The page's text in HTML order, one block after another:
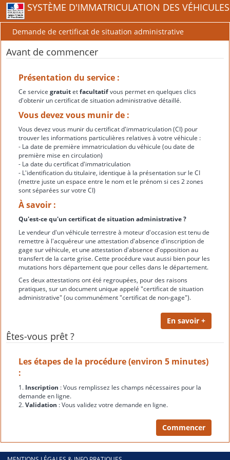
SYSTÈME D'IMMATRICULATION DES VÉHICULES
Demande de certificat de situation administrative
Avant de commencer
Présentation du service :
Ce service gratuitetfacultatifvous permet en quelques clics
d'obtenir un certificat de situation administrative détaillé.
Vous devez vous munir de :
Vous devez vous munir du certificat d'immatriculation (CI) pour
trouver les informations particulières relatives à votre véhicule :
- La date de première immatriculation du véhicule (ou date de
première mise en circulation)
- La date du certificat d'immatriculation
- L'identification du titulaire, identique à la présentation sur le CI
(mettre juste un espace entre le nom et le prénom si ces 2 zones
sont séparées sur votre CI)
À savoir :
Qu'est-ce qu'un certificat de situation administrative ?
Le vendeur d'un véhicule terrestre à moteur d'occasion est tenu de
remettre à l'acquéreur une attestation d'absence d'inscription de
gage sur véhicule, et une attestation d'absence d'opposition au
transfert de la carte grise. Cette procédure vaut aussi bien pour les
mutations hors département que pour celles dans le département.
Ces deux attestations ont été regroupées, pour des raisons
pratiques, sur un document unique appelé "certificat de situation
administrative" (ou communément "certificat de non-gage").
Êtes-vous prêt ?
Les étapes de la procédure (environ 5 minutes)
:
1. Inscription : Vous remplissez les champs nécessaires pour la
demande en ligne.
2.Validation : Vous validez votre demande en ligne.